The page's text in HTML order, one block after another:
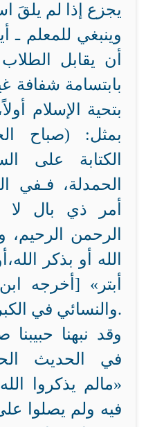
يجزع إذا لم يلقَ
وينبغي للمعلم ـ
أن يقابل
بابتسامة شفافة
بتحية الإسلام
بمثل: (صباح
الكتابة على
الحمدلة، فـفي
أمر ذي بال لا
الرحمن الرحيم،
الله أو بذكر الله،
أبتر» [أخرجه
والنسائي في الكبرى].
وقد نبهنا
في الحديث
«مالم يذكروا الله
فيه ولم يصلوا